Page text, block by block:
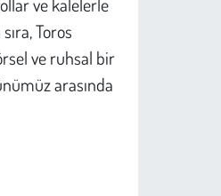
Toros
ve ruhsal bir
arasında